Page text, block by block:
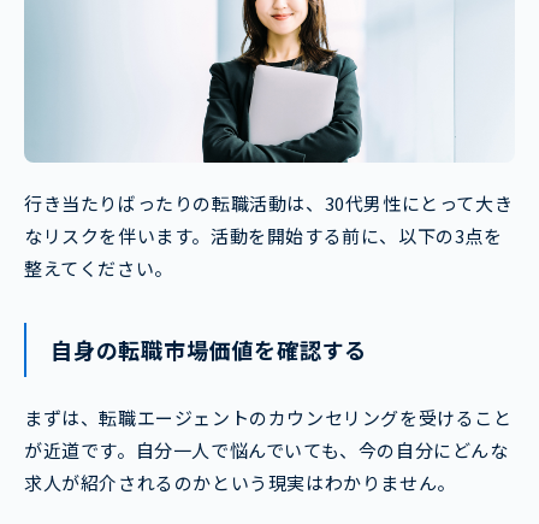
行き当たりばったりの転職活動は、30代男性にとって大き
なリスクを伴います。活動を開始する前に、以下の3点を
整えてください。
自身の転職市場価値を確認する
まずは、転職エージェントのカウンセリングを受けること
が近道です。自分一人で悩んでいても、今の自分にどんな
求人が紹介されるのかという現実はわかりません。